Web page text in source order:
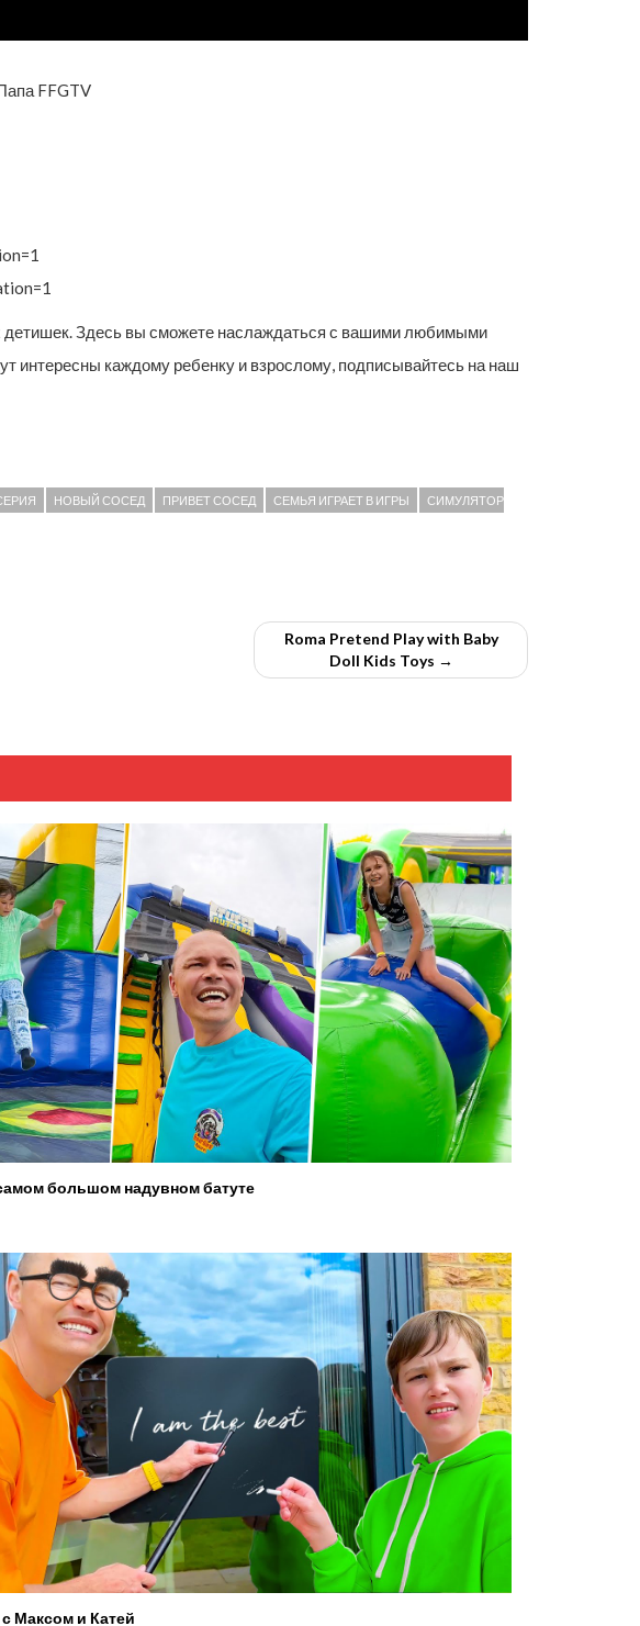
FFGTV
детишек. Здесь вы сможете наслаждаться с вашими любимыми
интересны каждому ребенку и взрослому, подписывайтесь на наш
НОВЫЙ СОСЕД ПРИВЕТ СОСЕД СЕМЬЯ ИГРАЕТ В ИГРЫ СИМУЛЯТОР
Roma Pretend Play with Baby
Doll Kids Toys →
большом надувном батуте
Максом и Катей